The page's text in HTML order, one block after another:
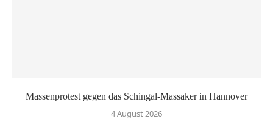
Massenprotest gegen das Schingal-Massaker in Hannover
4 August 2026